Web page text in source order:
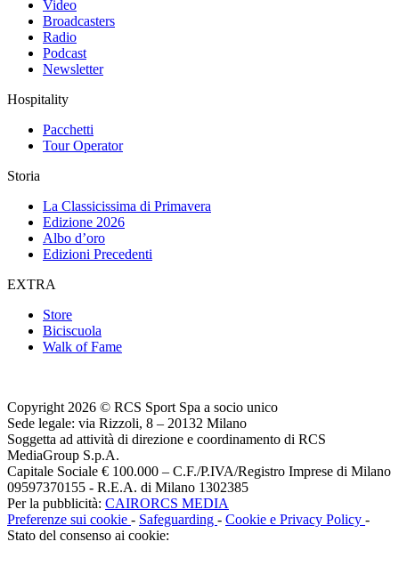
Video
Broadcasters
Radio
Podcast
Newsletter
Hospitality
Pacchetti
Tour Operator
Storia
La Classicissima di Primavera
Edizione 2026
Albo d’oro
Edizioni Precedenti
EXTRA
Store
Biciscuola
Walk of Fame
Copyright 2026 © RCS Sport Spa a socio unico
Sede legale: via Rizzoli, 8 – 20132 Milano
Soggetta ad attività di direzione e coordinamento di RCS
MediaGroup S.p.A.
Capitale Sociale € 100.000 – C.F./P.IVA/Registro Imprese di Milano
09597370155 - R.E.A. di Milano 1302385
Per la pubblicità: CAIRORCS MEDIA
Preferenze sui cookie - Safeguarding - Cookie e Privacy Policy -
Stato del consenso ai cookie: